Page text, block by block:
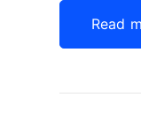
Read